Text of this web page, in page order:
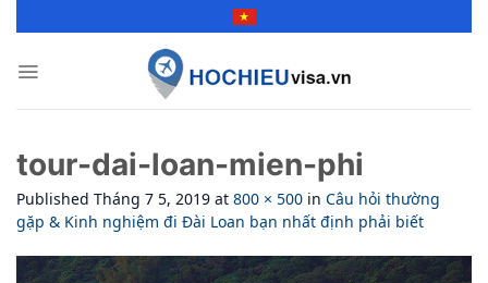
tour-dai-loan-mien-phi
Published Tháng 7 5, 2019 at 800 × 500 in Câu hỏi thường
gặp & Kinh nghiệm đi Đài Loan bạn nhất định phải biết